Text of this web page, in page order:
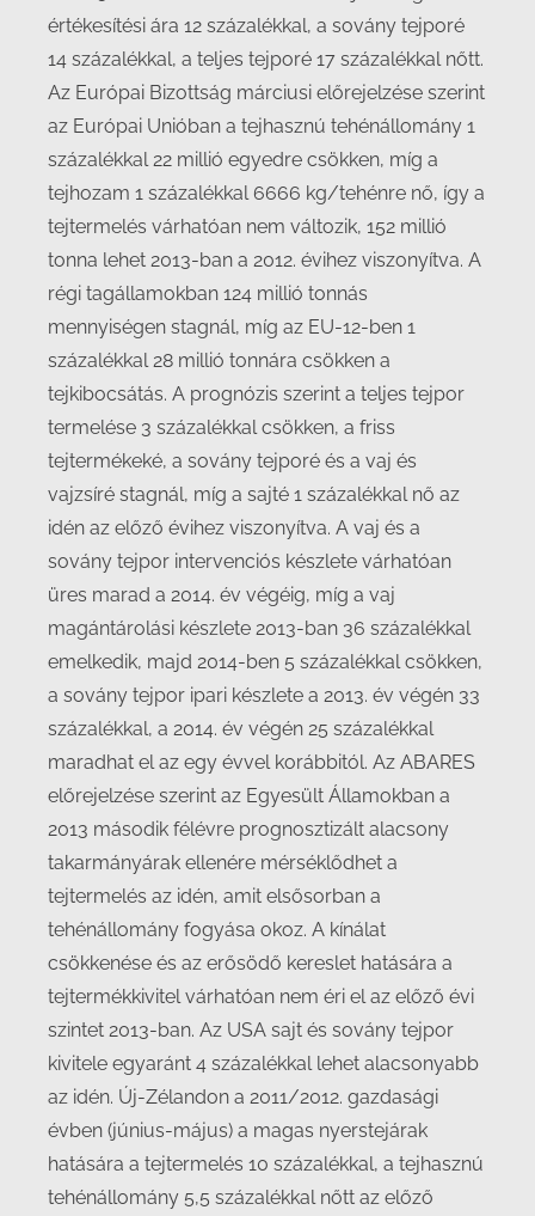
értékesítési ára 12 százalékkal, a sovány tejporé
14 százalékkal, a teljes tejporé 17 százalékkal nőtt.
Az Európai Bizottság márciusi előrejelzése szerint
az Európai Unióban a tejhasznú tehénállomány 1
százalékkal 22 millió egyedre csökken, míg a
tejhozam 1 százalékkal 6666 kg/tehénre nő, így a
tejtermelés várhatóan nem változik, 152 millió
tonna lehet 2013-ban a 2012. évihez viszonyítva. A
régi tagállamokban 124 millió tonnás
mennyiségen stagnál, míg az EU-12-ben 1
százalékkal 28 millió tonnára csökken a
tejkibocsátás. A prognózis szerint a teljes tejpor
termelése 3 százalékkal csökken, a friss
tejtermékeké, a sovány tejporé és a vaj és
vajzsíré stagnál, míg a sajté 1 százalékkal nő az
idén az előző évihez viszonyítva. A vaj és a
sovány tejpor intervenciós készlete várhatóan
üres marad a 2014. év végéig, míg a vaj
magántárolási készlete 2013-ban 36 százalékkal
emelkedik, majd 2014-ben 5 százalékkal csökken,
a sovány tejpor ipari készlete a 2013. év végén 33
százalékkal, a 2014. év végén 25 százalékkal
maradhat el az egy évvel korábbitól. Az ABARES
előrejelzése szerint az Egyesült Államokban a
2013 második félévre prognosztizált alacsony
takarmányárak ellenére mérséklődhet a
tejtermelés az idén, amit elsősorban a
tehénállomány fogyása okoz. A kínálat
csökkenése és az erősödő kereslet hatására a
tejtermékkivitel várhatóan nem éri el az előző évi
szintet 2013-ban. Az USA sajt és sovány tejpor
kivitele egyaránt 4 százalékkal lehet alacsonyabb
az idén. Új-Zélandon a 2011/2012. gazdasági
évben (június-május) a magas nyerstejárak
hatására a tejtermelés 10 százalékkal, a tejhasznú
tehénállomány 5,5 százalékkal nőtt az előző